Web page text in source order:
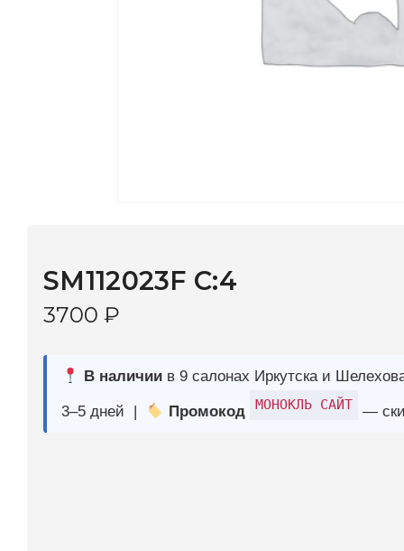
3–5 дней | Промокод